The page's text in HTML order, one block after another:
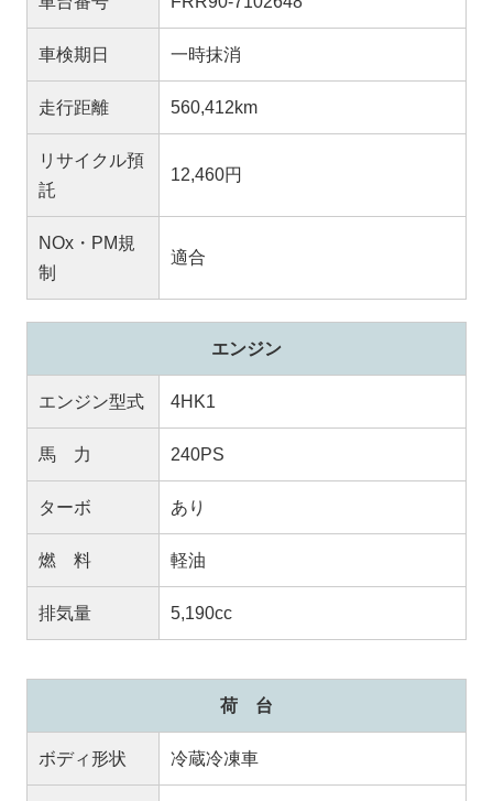
車検期日 一時抹消
走行距離 560,412km
リサイクル預
託
12,460円
NOx・PM規
制
適合
エンジン
エンジン型式 4HK1
馬 力 240PS
ターボ あり
燃 料 軽油
排気量 5,190cc
荷 台
ボディ形状 冷蔵冷凍車